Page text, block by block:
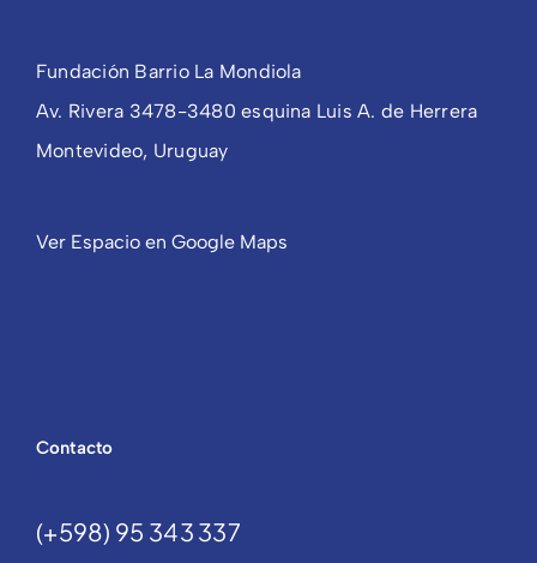
Fundación Barrio La Mondiola
Av. Rivera 3478-3480 esquina Luis A. de Herrera
Montevideo, Uruguay
Contacto
(+598) 95 343 337
Ver Espacio en Google Maps